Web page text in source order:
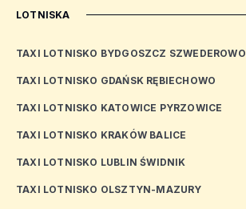
LOTNISKA
TAXI LOTNISKO BYDGOSZCZ SZWEDEROWO
TAXI LOTNISKO GDAŃSK RĘBIECHOWO
TAXI LOTNISKO KATOWICE PYRZOWICE
TAXI LOTNISKO KRAKÓW BALICE
TAXI LOTNISKO LUBLIN ŚWIDNIK
TAXI LOTNISKO OLSZTYN-MAZURY